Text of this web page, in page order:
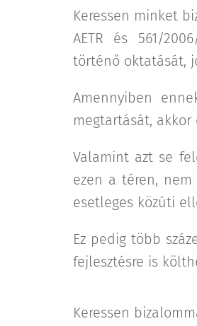
Keressen minket
AETR és 561/
történő oktatását,
Amennyiben
megtartását,
Valamint azt se
ezen a téren,
esetleges közúti
Ez pedig több
fejlesztésre is
Keressen